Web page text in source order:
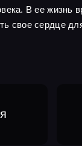
В ее жизнь
свое сердце